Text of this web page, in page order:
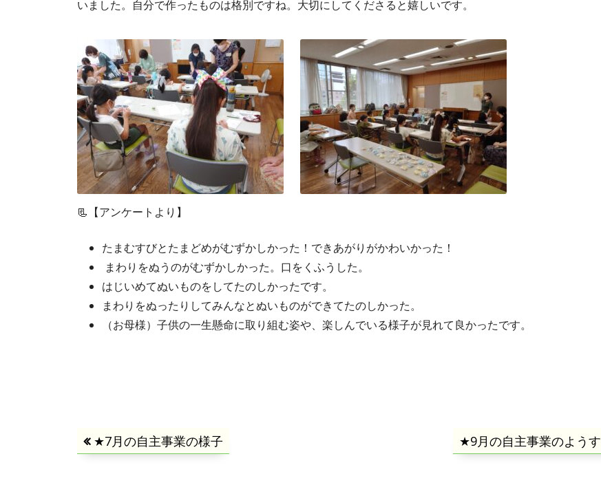
いました。自分で作ったものは格別ですね。大切にしてくださると嬉しいです。
📃【アンケートより】
たまむすびとたまどめがむずかしかった！できあがりがかわいかった！
まわりをぬうのがむずかしかった。口をくふうした。
はじいめてぬいものをしてたのしかったです。
まわりをぬったりしてみんなとぬいものができてたのしかった。
（お母様）子供の一生懸命に取り組む姿や、楽しんでいる様子が見れて良かったです。
投 前
★7月の自主事業の様子
次
★9月の自主事業のようす